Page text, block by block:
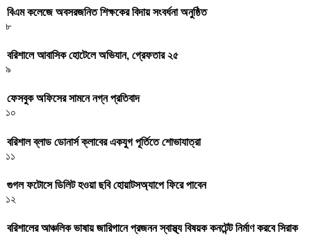
বিএম কলেজে অবসরজনিত শিক্ষকের বিদায় সংবর্ধনা অনুষ্ঠিত
৮
বরিশালে আবাসিক হোটেলে অভিযান, গ্রেফতার ২৫
৯
ফেসবুক অফিসের সামনে নগ্ন প্রতিবাদ
১০
বরিশাল ব্লাড ডোনার্স ক্লাবের একযুগ পূর্তিতে শোভাযাত্রা
১১
গুগল ফটোসে ডিলিট হওয়া ছবি হোয়াটসঅ্যাপে ফিরে পাবেন
১২
বরিশালের আঞ্চলিক ভাষায় জারিগানে প্রজনন স্বাস্থ্য বিষয়ক কনটেন্ট নির্মাণ করবে সিরাক